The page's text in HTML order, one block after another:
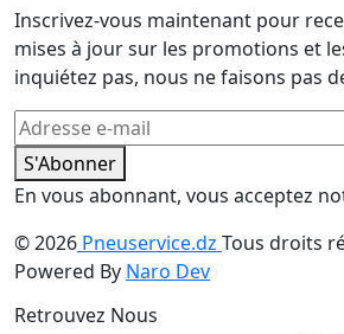
Inscrivez-vous maintenant pour
mises à jour sur les promotions et
inquiétez pas, nous ne faisons pas
S'Abonner
En vous abonnant, vous acceptez
© 2026 Pneuservice.dz Tous droits
Powered By Naro Dev
Retrouvez Nous